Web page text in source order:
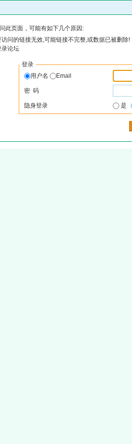
此页面，可能有如下几个原因:
问的链接无效,可能链接不完整,或数据已被删除!
录论坛
登录
用户名
Email
密 码
隐身登录 是